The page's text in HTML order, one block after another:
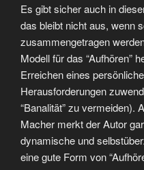
Es gibt sicher auch in
das bleibt nicht aus, wenn
zusammengetragen
Modell für das “Aufhören”
Erreichen eines
Herausforderungen
“Banalität” zu vermeiden).
Macher merkt der Autor
dynamische und
eine gute Form von